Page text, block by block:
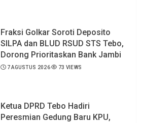
Fraksi Golkar Soroti Deposito
SILPA dan BLUD RSUD STS Tebo,
Dorong Prioritaskan Bank Jambi
7 AGUSTUS 2026 73 VIEWS
Ketua DPRD Tebo Hadiri
Peresmian Gedung Baru KPU,